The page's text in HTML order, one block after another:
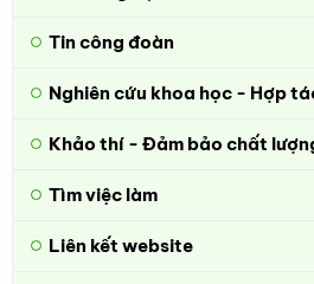
Tin công đoàn
Nghiên cứu khoa học - Hợp
Khảo thí - Đảm bảo chất
Tìm việc làm
Liên kết website